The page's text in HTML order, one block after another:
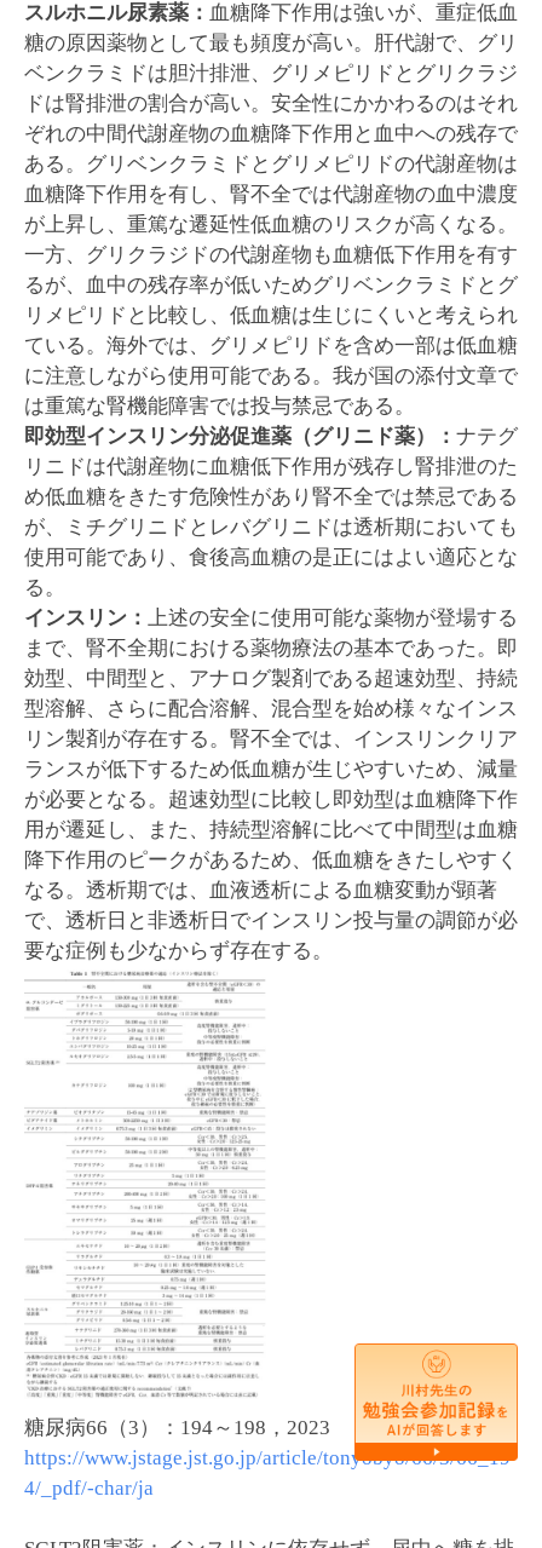
スルホニル尿素薬： 血糖降下作用は強いが、重症低血
糖の原因薬物として最も頻度が高い。肝代謝で、グリ
ベンクラミドは胆汁排泄、グリメピリドとグリクラジ
ドは腎排泄の割合が高い。安全性にかかわるのはそれ
ぞれの中間代謝産物の血糖降下作用と血中への残存で
ある。グリベンクラミドとグリメピリドの代謝産物は
血糖降下作用を有し、腎不全では代謝産物の血中濃度
が上昇し、重篤な遷延性低血糖のリスクが高くなる。
一方、グリクラジドの代謝産物も血糖低下作用を有す
るが、血中の残存率が低いためグリベンクラミドとグ
リメピリドと比較し、低血糖は生じにくいと考えられ
ている。海外では、グリメピリドを含め一部は低血糖
に注意しながら使用可能である。我が国の添付文章で
は重篤な腎機能障害では投与禁忌である。
即効型インスリン分泌促進薬（グリニド薬）： ナテグ
リニドは代謝産物に血糖低下作用が残存し腎排泄のた
め低血糖をきたす危険性があり腎不全では禁忌である
が、ミチグリニドとレバグリニドは透析期においても
使用可能であり、食後高血糖の是正にはよい適応とな
る。
インスリン： 上述の安全に使用可能な薬物が登場する
まで、腎不全期における薬物療法の基本であった。即
効型、中間型と、アナログ製剤である超速効型、持続
型溶解、さらに配合溶解、混合型を始め様々なインス
リン製剤が存在する。腎不全では、インスリンクリア
ランスが低下するため低血糖が生じやすいため、減量
が必要となる。超速効型に比較し即効型は血糖降下作
用が遷延し、また、持続型溶解に比べて中間型は血糖
降下作用のピークがあるため、低血糖をきたしやすく
なる。透析期では、血液透析による血糖変動が顕著
で、透析日と非透析日でインスリン投与量の調節が必
要な症例も少なからず存在する。
糖尿病66（3）：194～198，2023
https://www.jstage.jst.go.jp/article/tonyobyo/66/3/66_19
4/_pdf/-char/ja